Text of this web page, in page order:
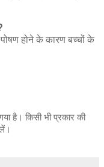
पोषण होने के कारण बच्चों के
है। किसी भी प्रकार की